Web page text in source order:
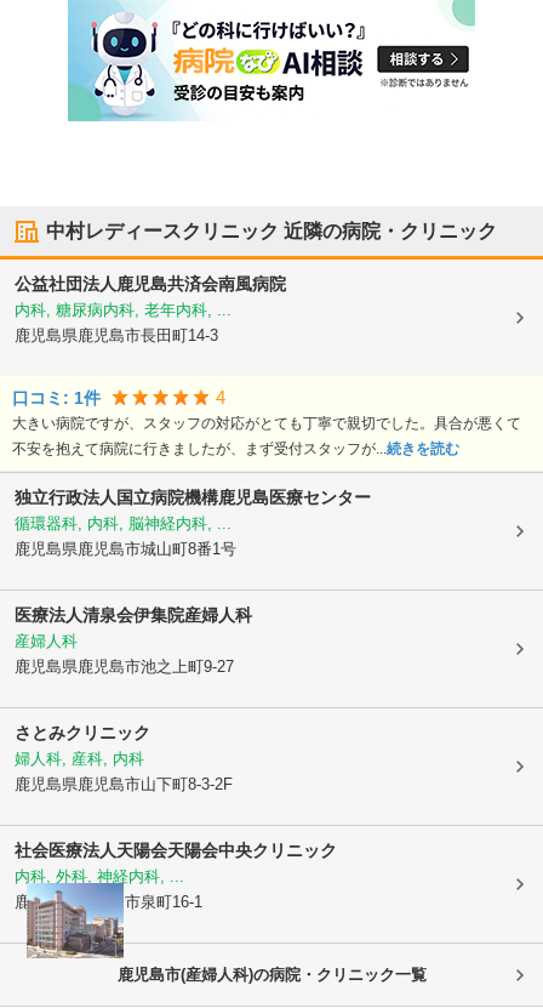
中村レディースクリニック 近隣の病院・クリニック
公益社団法人鹿児島共済会南風病院
内科, 糖尿病内科, 老年内科, ...
鹿児島県鹿児島市長田町14-3
口コミ: 1件 4
大きい病院ですが、スタッフの対応がとても丁寧で親切でした。具合が悪くて
不安を抱えて病院に行きましたが、まず受付スタッフが...続きを読む
独立行政法人国立病院機構鹿児島医療センター
循環器科, 内科, 脳神経内科, ...
鹿児島県鹿児島市城山町8番1号
医療法人清泉会伊集院産婦人科
産婦人科
鹿児島県鹿児島市池之上町9-27
さとみクリニック
婦人科, 産科, 内科
鹿児島県鹿児島市山下町8-3-2F
社会医療法人天陽会天陽会中央クリニック
内科, 外科, 神経内科, ...
鹿児島県鹿児島市泉町16-1
鹿児島市(産婦人科)の病院・クリニック一覧